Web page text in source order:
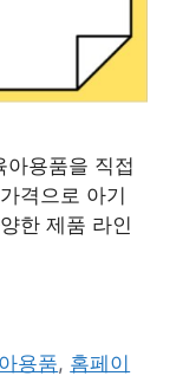
아용품을 직접
격으로 아기
한 제품 라인
용품, 홈페이